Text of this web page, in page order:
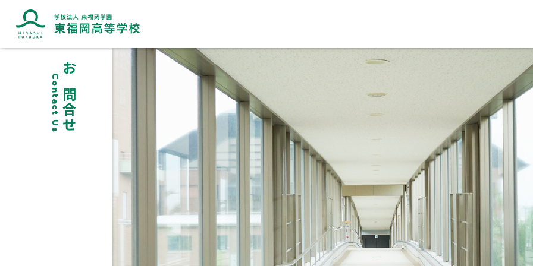
ブランドマークに込めた想い ブランドメッセージに込めた想い
お問合せ
Contact Us